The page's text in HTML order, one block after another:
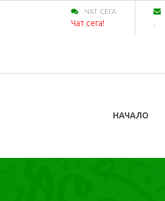
ЧАТ СЕГА
Чат сега! .
НАЧАЛО